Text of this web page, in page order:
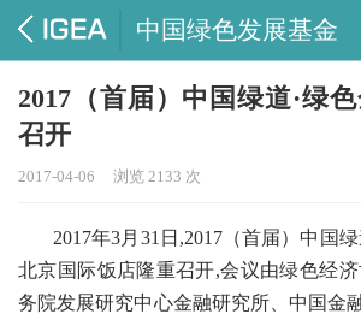
中国绿色发展基金
2017（首届）中国绿道·绿
召开
2017-04-06 浏览 2133 次
2017年3月31日,2017（首届）中国绿
北京国际饭店隆重召开,会议由绿色经
务院发展研究中心金融研究所、中国金